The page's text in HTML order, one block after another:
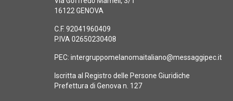
16122 GENOVA
C.F. 92041960409
P.IVA 02650230408
PEC: intergruppomelanomaitaliano@messaggipec.it
Iscritta al Registro delle Persone Giuridiche
Prefettura di Genova n. 127